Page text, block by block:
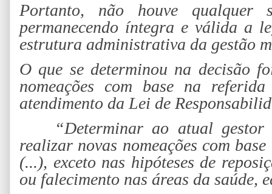
Portanto, não houve qualquer
permanecendo íntegra e válida a
estrutura administrativa da gestão
O que se determinou na decisão
nomeações com base na
atendimento da Lei de
“Determinar ao atual
realizar novas nomeações com
(...), exceto nas hipóteses de
ou falecimento nas áreas da saúde,